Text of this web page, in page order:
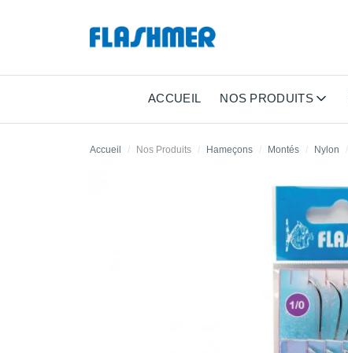
ACCUEIL NOS PRODUITS
Accueil Nos Produits Hameçons Montés Nylon